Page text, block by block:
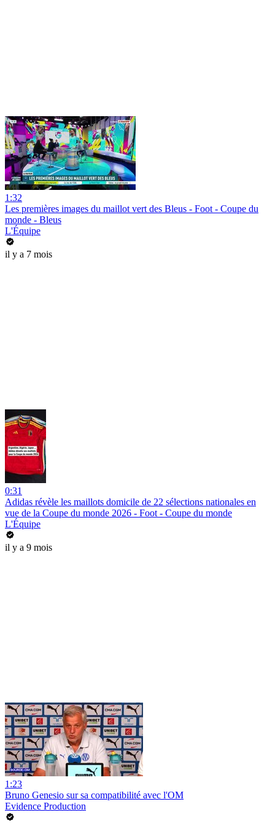
1:32
Les premières images du maillot vert des Bleus - Foot - Coupe du
monde - Bleus
L'Équipe
il y a 7 mois
0:31
Adidas révèle les maillots domicile de 22 sélections nationales en
vue de la Coupe du monde 2026 - Foot - Coupe du monde
L'Équipe
il y a 9 mois
1:23
Bruno Genesio sur sa compatibilité avec l'OM
Evidence Production